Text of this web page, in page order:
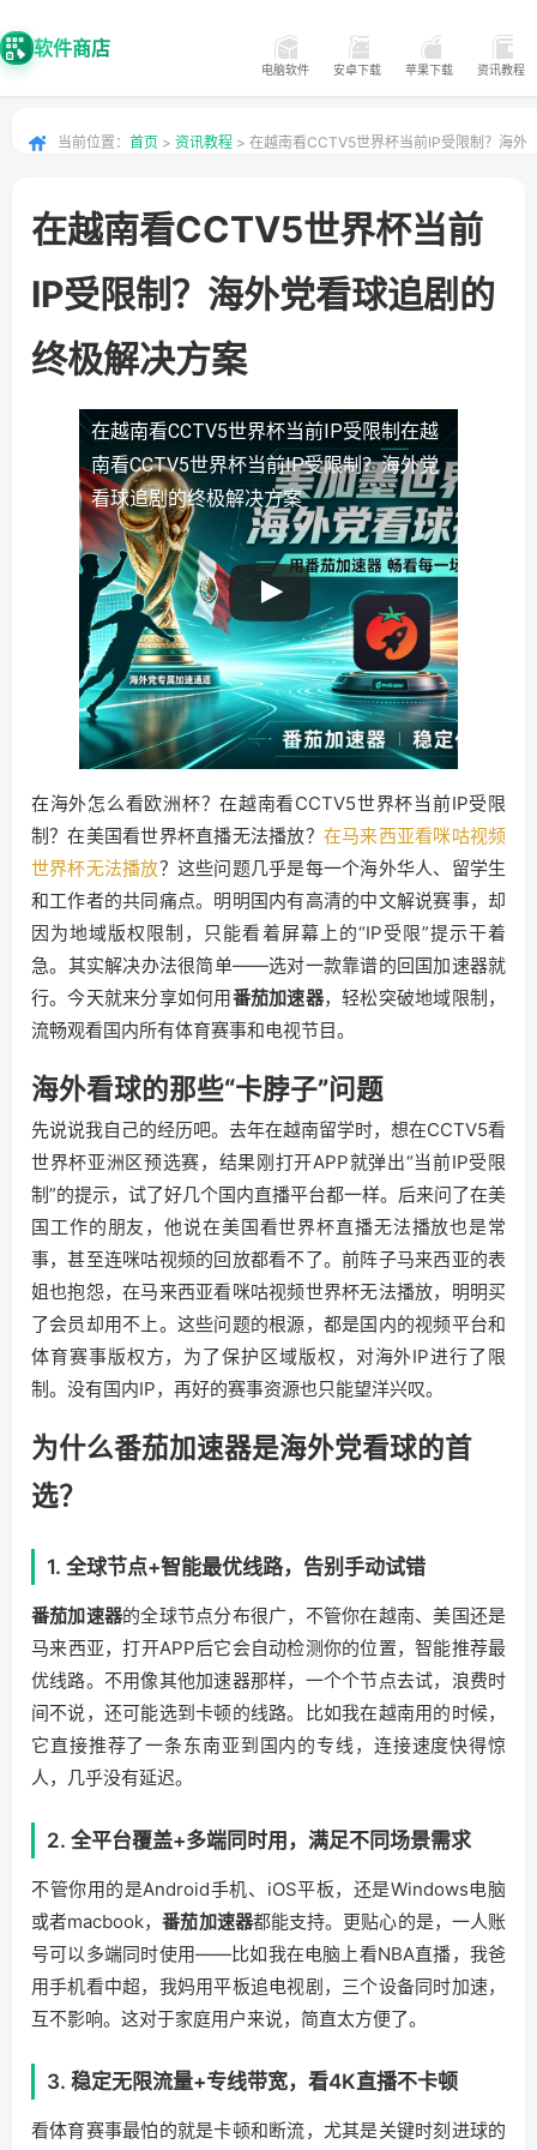
软件商店
电脑软件 安卓下载 苹果下载 资讯教程
当前位置： 首页 > 资讯教程 > 在越南看CCTV5世界杯当前IP受限制？海外
在越南看CCTV5世界杯当前
IP受限制？海外党看球追剧的
终极解决方案
在越南看CCTV5世界杯当前IP受限制 在越
南看CCTV5世界杯当前IP受限制？海外党
看球追剧的终极解决方案
在海外怎么看欧洲杯？在越南看CCTV5世界杯当前IP受限
制？在美国看世界杯直播无法播放？ 在马来西亚看咪咕视频
世界杯无法播放？这些问题几乎是每一个海外华人、留学生
和工作者的共同痛点。明明国内有高清的中文解说赛事，却
因为地域版权限制，只能看着屏幕上的“IP受限”提示干着
急。其实解决办法很简单——选对一款靠谱的回国加速器就
行。今天就来分享如何用番茄加速器，轻松突破地域限制，
流畅观看国内所有体育赛事和电视节目。
海外看球的那些“卡脖子”问题
先说说我自己的经历吧。去年在越南留学时，想在CCTV5看
世界杯亚洲区预选赛，结果刚打开APP就弹出“当前IP受限
制”的提示，试了好几个国内直播平台都一样。后来问了在美
国工作的朋友，他说在美国看世界杯直播无法播放也是常
事，甚至连咪咕视频的回放都看不了。前阵子马来西亚的表
姐也抱怨，在马来西亚看咪咕视频世界杯无法播放，明明买
了会员却用不上。这些问题的根源，都是国内的视频平台和
体育赛事版权方，为了保护区域版权，对海外IP进行了限
制。没有国内IP，再好的赛事资源也只能望洋兴叹。
为什么番茄加速器是海外党看球的首
选？
1. 全球节点+智能最优线路，告别手动试错
番茄加速器的全球节点分布很广，不管你在越南、美国还是
马来西亚，打开APP后它会自动检测你的位置，智能推荐最
优线路。不用像其他加速器那样，一个个节点去试，浪费时
间不说，还可能选到卡顿的线路。比如我在越南用的时候，
它直接推荐了一条东南亚到国内的专线，连接速度快得惊
人，几乎没有延迟。
2. 全平台覆盖+多端同时用，满足不同场景需求
不管你用的是Android手机、iOS平板，还是Windows电脑
或者macbook，番茄加速器都能支持。更贴心的是，一人账
号可以多端同时使用——比如我在电脑上看NBA直播，我爸
用手机看中超，我妈用平板追电视剧，三个设备同时加速，
互不影响。这对于家庭用户来说，简直太方便了。
3. 稳定无限流量+专线带宽，看4K直播不卡顿
看体育赛事最怕的就是卡顿和断流，尤其是关键时刻进球的